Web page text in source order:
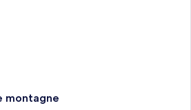
montagne